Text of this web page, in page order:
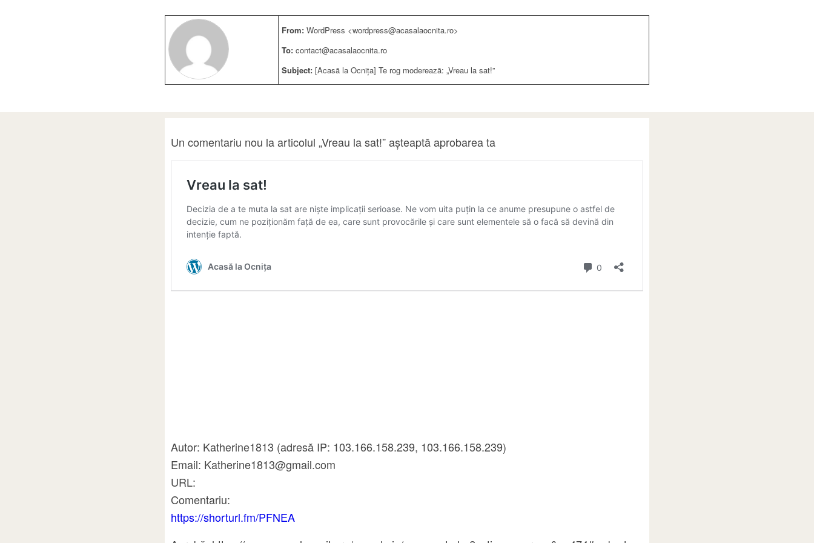
From: WordPress <wordpress@acasalaocnita.ro>
To: contact@acasalaocnita.ro
Subject: [Acasă la Ocnița] Te rog moderează: „Vreau la sat!”
Un comentariu nou la articolul „Vreau la sat!” așteaptă aprobarea ta
Autor: Katherine1813 (adresă IP: 103.166.158.239, 103.166.158.239)
Email: Katherine1813@gmail.com
URL:
Comentariu:
https://shorturl.fm/PFNEA